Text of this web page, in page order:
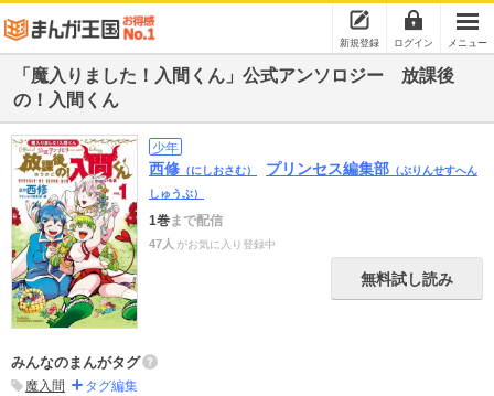
新規登録 ログイン メニュー
「魔入りました！入間くん」公式アンソロジー 放課後
の！入間くん
少年
西修 （にしおさむ） プリンセス編集部 （ぷりんせすへん
しゅうぶ）
1巻まで配信
47人 がお気に入り登録中
無料試し読み
みんなのまんがタグ
魔入間 タグ編集